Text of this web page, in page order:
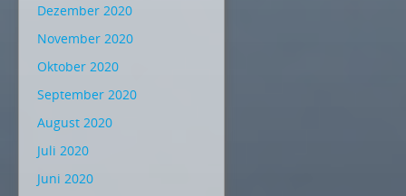
Dezember 2020
November 2020
Oktober 2020
September 2020
August 2020
Juli 2020
Juni 2020